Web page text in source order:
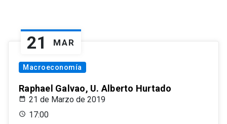
21 MAR
Macroeconomía
Raphael Galvao, U. Alberto Hurtado
21 de Marzo de 2019
17:00